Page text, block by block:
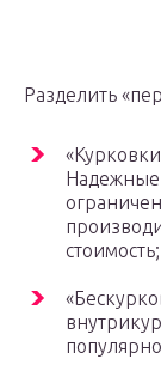
Разделить
Надежные
стоимость;